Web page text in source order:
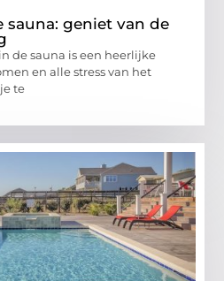
sauna: geniet van de
de sauna is een heerlijke
en alle stress van het
te